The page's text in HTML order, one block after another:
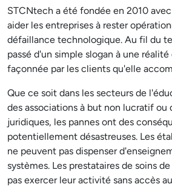
STCNtech a été fondée en 2010
aider les entreprises à rester
défaillance technologique. Au fil du
passé d'un simple slogan à une
façonnée par les clients qu'elle
Que ce soit dans les secteurs de
des associations à but non lucratif ou
juridiques, les pannes ont des
potentiellement désastreuses. Les
ne peuvent pas dispenser
systèmes. Les prestataires de soins
pas exercer leur activité sans accès